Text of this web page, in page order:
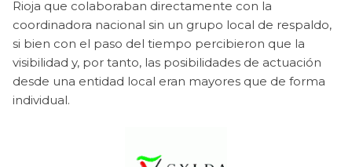
Rioja que colaboraban directamente con la
coordinadora nacional sin un grupo local de respaldo,
si bien con el paso del tiempo percibieron que la
visibilidad y, por tanto, las posibilidades de actuación
desde una entidad local eran mayores que de forma
individual.